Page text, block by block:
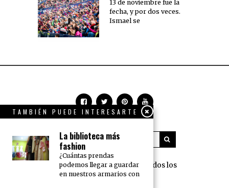
13 de noviembre fue la
fecha, y por dos veces.
Ismael se
360 Grados Press © 2018 Todos los
derechos reservados.
TAMBIÉN PUEDE INTERESARTE
La biblioteca más
fashion
¿Cuántas prendas
podemos llegar a guardar
en nuestros armarios con